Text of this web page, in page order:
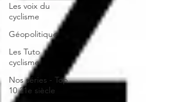
Les voix du
cyclisme
Géopolitique
Les Tuto
cyclisme
Nos séries - Top
10 21e siècle